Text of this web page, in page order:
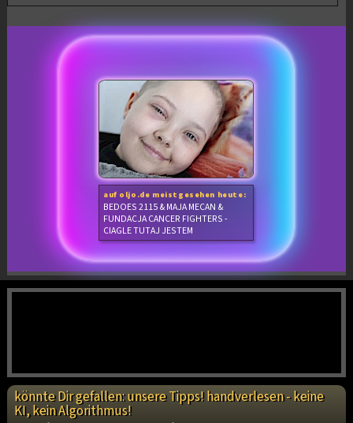
auf oljo.de meistgesehen heute:
BEDOES 2115 & MAJA MECAN &
FUNDACJA CANCER FIGHTERS -
CIAGLE TUTAJ JESTEM
könnte Dir gefallen: unsere Tipps! handverlesen - keine
KI, kein Algorithmus!